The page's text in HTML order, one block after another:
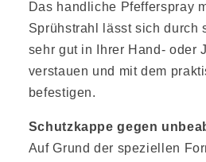
Hit
40
ml
Hit
40
ml
Das handliche Pfefferspray
Sprühstrahl lässt sich durch
sehr gut in Ihrer Hand- oder
verstauen und mit dem
befestigen.
Schutzkappe gegen
Auf Grund der speziellen